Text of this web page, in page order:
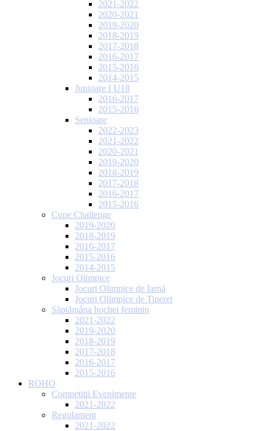
2021-2022
2020-2021
2019-2020
2018-2019
2017-2018
2016-2017
2015-2016
2014-2015
Junioare I U18
2016-2017
2015-2016
Senioare
2022-2023
2021-2022
2020-2021
2019-2020
2018-2019
2017-2018
2016-2017
2015-2016
Cupe Challenge
2019-2020
2018-2019
2016-2017
2015-2016
2014-2015
Jocuri Olimpice
Jocuri Olimpice de Iarnă
Jocuri Olimpice de Tineret
Săptămâna hochei feminin
2021-2022
2019-2020
2018-2019
2017-2018
2016-2017
2015-2016
ROHO
Competitii Evenimente
2021-2022
Regulament
2021-2022